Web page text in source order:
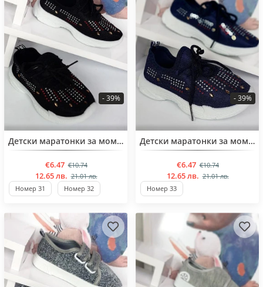
BESTSELLERДетски маратонки за момичета от 31 до 36 номер
€6.47 €10.74
- 39%
12.65 лв. 21.01 лв.
Номер 31
Номер 32
BESTSELLERДетски маратонки за момиче
€6.47 €10.74
- 39%
12.65 лв. 21.01 лв.
Номер 33